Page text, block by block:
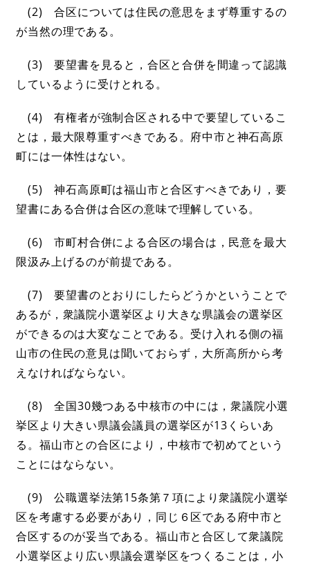
(2) 合区については住民の意思をまず尊重するの
が当然の理である。
(3) 要望書を見ると，合区と合併を間違って認識
しているように受けとれる。
(4) 有権者が強制合区される中で要望しているこ
とは，最大限尊重すべきである。府中市と神石高原
町には一体性はない。
(5) 神石高原町は福山市と合区すべきであり，要
望書にある合併は合区の意味で理解している。
(6) 市町村合併による合区の場合は，民意を最大
限汲み上げるのが前提である。
(7) 要望書のとおりにしたらどうかということで
あるが，衆議院小選挙区より大きな県議会の選挙区
ができるのは大変なことである。受け入れる側の福
山市の住民の意見は聞いておらず，大所高所から考
えなければならない。
(8) 全国30幾つある中核市の中には，衆議院小選
挙区より大きい県議会議員の選挙区が13くらいあ
る。福山市との合区により，中核市で初めてという
ことにはならない。
(9) 公職選挙法第15条第７項により衆議院小選挙
区を考慮する必要があり，同じ６区である府中市と
合区するのが妥当である。福山市と合区して衆議院
小選挙区より広い県議会選挙区をつくることは，小